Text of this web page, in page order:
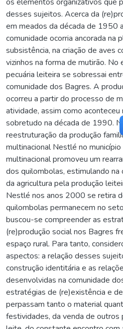
desses sujeitos. Acerca da
em meados da década de 1950
comunidade ocorria ancorada na
subsistência, na criação de aves
vizinhos na forma de mutirão.
pecuária leiteira se sobressai
comunidade dos Bagres. A
ocorreu a partir do processo de
atividade, assim como
sobretudo na década de 1990.
reestruturação da produção
multinacional Nestlé no
multinacional promoveu um
dos quilombolas, estimulando na
da agricultura pela produção
Nestlé nos anos 2000 se retira
quilombolas permanecem no
buscou-se compreender as
(re)produção social nos Bagres
espaço rural. Para tanto,
aspectos: a relação desses
construção identitária e as
desenvolvidas na comunidade
estratégias de (re)existência e
perpassam tanto o material
festividades, da venda de outros